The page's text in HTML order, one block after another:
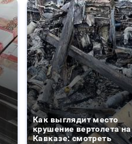
Как выглядит место
крушение вертолета на
Кавказе: смотреть